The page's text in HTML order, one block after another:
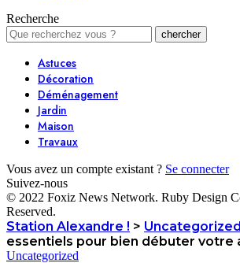
Recherche
Astuces
Décoration
Déménagement
Jardin
Maison
Travaux
Vous avez un compte existant ? Se connecter
Suivez-nous
© 2022 Foxiz News Network. Ruby Design
Reserved.
Station Alexandre ! > Uncategorized
essentiels pour bien débuter votre
Uncategorized